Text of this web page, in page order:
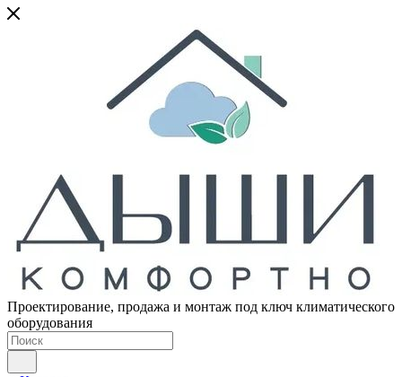
Проектирование, продажа и монтаж под ключ климатического
оборудования